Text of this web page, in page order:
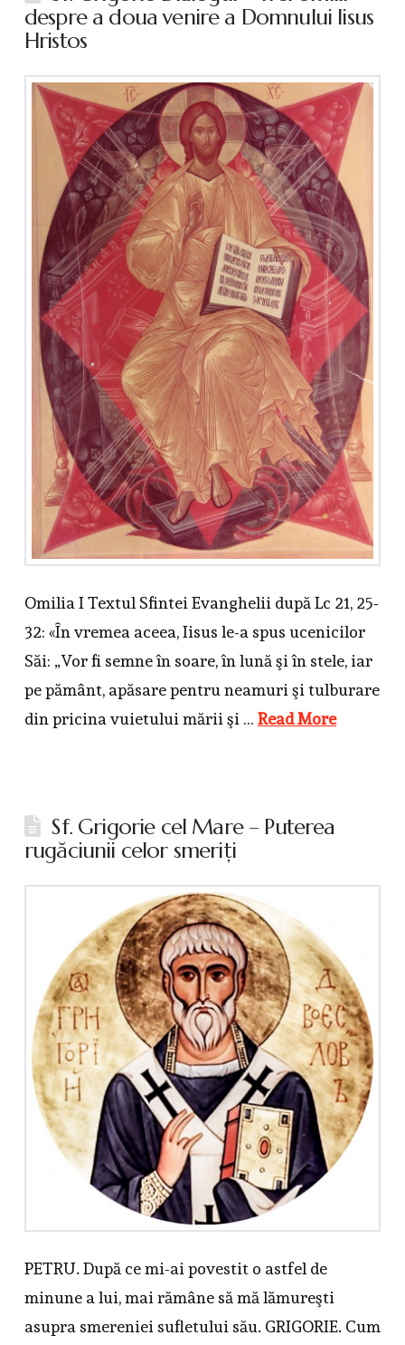
despre a doua venire a Domnului Iisus
Hristos
Omilia I Textul Sfintei Evanghelii după Lc 21, 25-
32: «În vremea aceea, Iisus le-a spus ucenicilor
Săi: „Vor fi semne în soare, în lună şi în stele, iar
pe pământ, apăsare pentru neamuri şi tulburare
din pricina vuietului mării şi … Read More
Sf. Grigorie cel Mare – Puterea
rugăciunii celor smeriţi
PETRU. După ce mi-ai povestit o astfel de
minune a lui, mai rămâne să mă lămureşti
asupra smereniei sufletului său. GRIGORIE. Cum